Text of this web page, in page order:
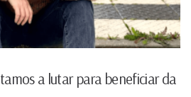
a lutar para beneficiar da